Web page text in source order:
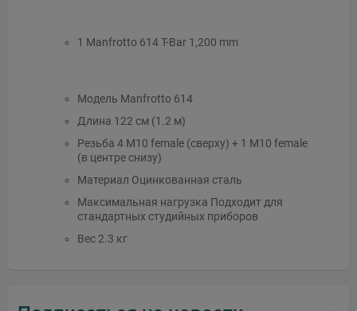
1 Manfrotto 614 T-Bar 1,200 mm
Модель Manfrotto 614
Длина 122 см (1.2 м)
Резьба 4 M10 female (сверху) + 1 M10 female
(в центре снизу)
Материал Оцинкованная сталь
Максимальная нагрузка Подходит для
стандартных студийных приборов
Вес 2.3 кг